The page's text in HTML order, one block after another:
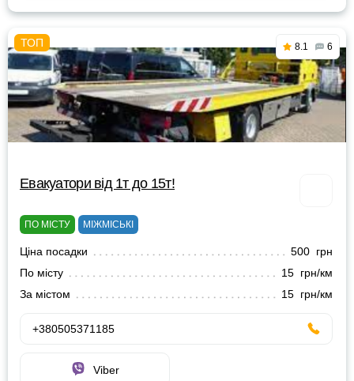
8.1 6
Евакуатори від 1т до 15т!
ПО МІСТУ МІЖМІСЬКІ
Ціна посадки
500 грн
По місту
15 грн/км
За містом
15 грн/км
+380505371185
Viber